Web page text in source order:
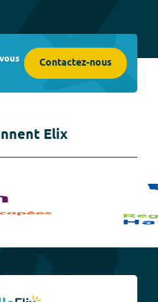
Contactez-nous
Elix